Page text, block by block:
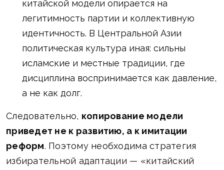
китайской модели опирается на
легитимность партии и коллективную
идентичность. В Центральной Азии
политическая культура иная: сильны
исламские и местные традиции, где
дисциплина воспринимается как давление,
а не как долг.
Следовательно, копирование модели
приведет не к развитию, а к имитации
реформ. Поэтому необходима стратегия
избирательной адаптации — «китайский